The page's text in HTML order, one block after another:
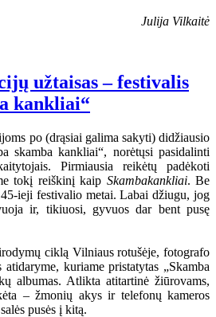
Julija Vilkaitė
užtaisas – festivalis
kankliai“
po (drąsiai galima sakyti) didžiausio
skamba kankliai“, norėtųsi pasidalinti
Pirmiausia reikėtų padėkoti
tokį reiškinį kaip Skambakankliai. Be
ieji festivalio metai. Labai džiugu, jog
ir, tikiuosi, gyvuos dar bent pusę
ciklą Vilniaus rotušėje, fotografo
kuriame pristatytas „Skamba
albumas. Atlikta atitartinė žiūrovams,
– žmonių akys ir telefonų kameros
pusės į kitą.